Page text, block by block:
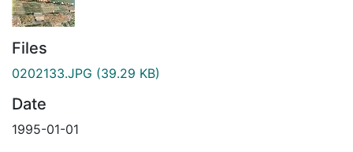
Files
0202133.JPG (39.29 KB)
Date
1995-01-01